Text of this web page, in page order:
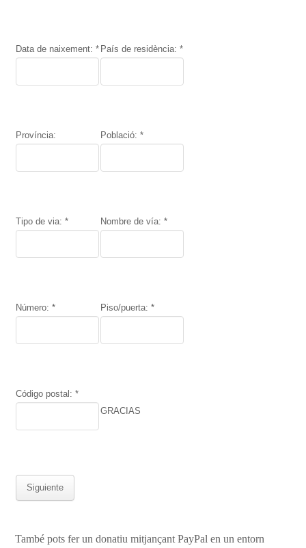
Data de naixement: *
Província:
Tipo de via: *
Número: *
Código postal: *
País de residència: *
Població: *
Nombre de vía: *
Piso/puerta: *
GRACIAS
També pots fer un donatiu mitjançant PayPal en un entorn